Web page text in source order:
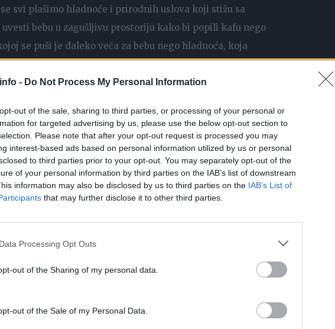
- Do Not Process My Personal Information
out of the sale, sharing to third parties, or processing of your personal or
for targeted advertising by us, please use the below opt-out section to
Please note that after your opt-out request is processed you may
interest-based ads based on personal information utilized by us or personal
to third parties prior to your opt-out. You may separately opt-out of the
of your personal information by third parties on the IAB’s list of downstream
information may also be disclosed by us to third parties on the IAB’s List of
that may further disclose it to other third parties.
Processing Opt Outs
out of the Sharing of my personal data.
out of the Sale of my Personal Data.
svi plašimo hladnoće i prirodnih uslova koji stižu sa
bebu u zagušljivu prostoriju kako bi popili kafu nego
se puši je daleko veća za bebu nego hladnoća, koja
je adekvatno obučeno.
to dovodi do slabljenja imuniteta koji je tada podložniji
po Beogradu pusti, dok su tržni centri i igraonice puni
upravo veća u ovim zatvorenim prostorijama
izlazimo na svež vazduh sa decom razovarali smo sa
klinici “Tiršova” koji je za Super ženu otkrio
zaista poraste (kako svako zna). Ali, nije u pitanju